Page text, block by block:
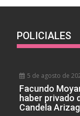
POLICIALES
5 de agosto de
Facundo
haber privado
Candela